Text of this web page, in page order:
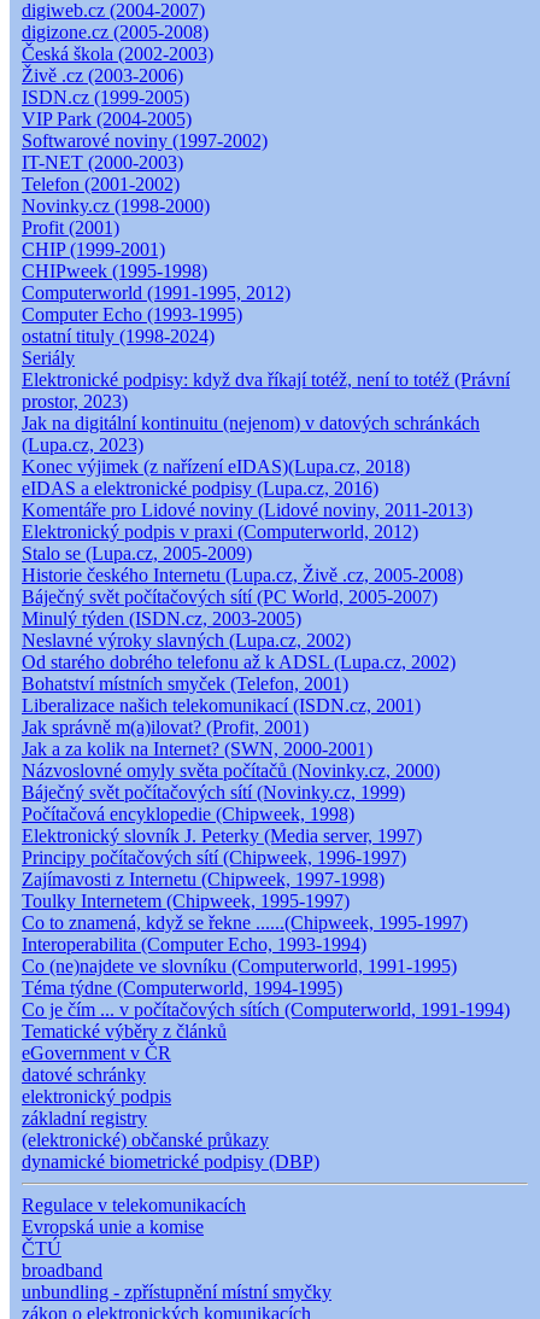
digiweb.cz (2004-2007)
digizone.cz (2005-2008)
Česká škola (2002-2003)
Živě .cz (2003-2006)
ISDN.cz (1999-2005)
VIP Park (2004-2005)
Softwarové noviny (1997-2002)
IT-NET (2000-2003)
Telefon (2001-2002)
Novinky.cz (1998-2000)
Profit (2001)
CHIP (1999-2001)
CHIPweek (1995-1998)
Computerworld (1991-1995, 2012)
Computer Echo (1993-1995)
ostatní tituly (1998-2024)
Seriály
Elektronické podpisy: když dva říkají totéž, není to totéž (Právní
prostor, 2023)
Jak na digitální kontinuitu (nejenom) v datových schránkách
(Lupa.cz, 2023)
Konec výjimek (z nařízení eIDAS)(Lupa.cz, 2018)
eIDAS a elektronické podpisy (Lupa.cz, 2016)
Komentáře pro Lidové noviny (Lidové noviny, 2011-2013)
Elektronický podpis v praxi (Computerworld, 2012)
Stalo se (Lupa.cz, 2005-2009)
Historie českého Internetu (Lupa.cz, Živě .cz, 2005-2008)
Báječný svět počítačových sítí (PC World, 2005-2007)
Minulý týden (ISDN.cz, 2003-2005)
Neslavné výroky slavných (Lupa.cz, 2002)
Od starého dobrého telefonu až k ADSL (Lupa.cz, 2002)
Bohatství místních smyček (Telefon, 2001)
Liberalizace našich telekomunikací (ISDN.cz, 2001)
Jak správně m(a)ilovat? (Profit, 2001)
Jak a za kolik na Internet? (SWN, 2000-2001)
Názvoslovné omyly světa počítačů (Novinky.cz, 2000)
Báječný svět počítačových sítí (Novinky.cz, 1999)
Počítačová encyklopedie (Chipweek, 1998)
Elektronický slovník J. Peterky (Media server, 1997)
Principy počítačových sítí (Chipweek, 1996-1997)
Zajímavosti z Internetu (Chipweek, 1997-1998)
Toulky Internetem (Chipweek, 1995-1997)
Co to znamená, když se řekne ......(Chipweek, 1995-1997)
Interoperabilita (Computer Echo, 1993-1994)
Co (ne)najdete ve slovníku (Computerworld, 1991-1995)
Téma týdne (Computerworld, 1994-1995)
Co je čím ... v počítačových sítích (Computerworld, 1991-1994)
Tematické výběry z článků
eGovernment v ČR
datové schránky
elektronický podpis
základní registry
(elektronické) občanské průkazy
dynamické biometrické podpisy (DBP)
Regulace v telekomunikacích
Evropská unie a komise
ČTÚ
broadband
unbundling - zpřístupnění místní smyčky
zákon o elektronických komunikacích